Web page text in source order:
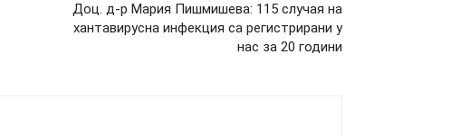
Доц. д-р Мария Пишмишева: 115 случая на
хантавирусна инфекция са регистрирани у
нас за 20 години